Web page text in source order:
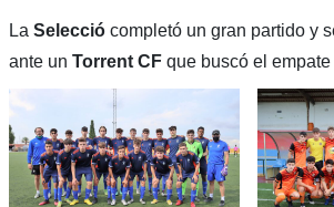
La Selecciócompletó un gran partido y
ante un Torrent CFque buscó el empate